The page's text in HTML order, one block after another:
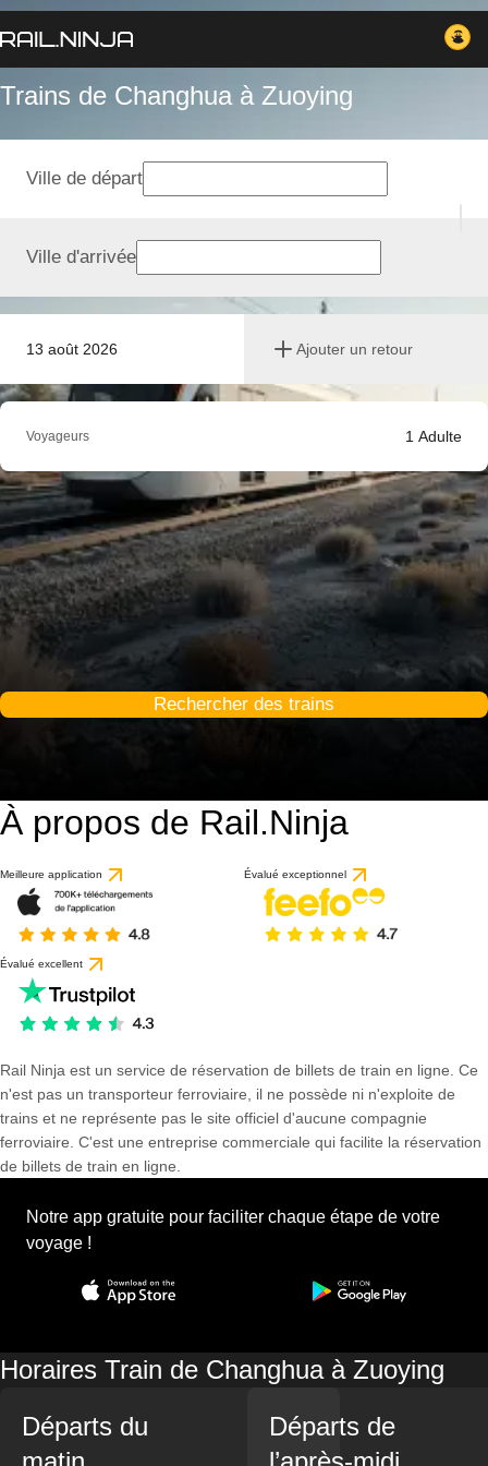
Trains de Changhua à Zuoying
13 août 2026 Ajouter un retour
Ville de départ
Ville d'arrivée
Voyageurs 1 Adulte
Rechercher des trains
À propos de Rail.Ninja
Meilleure application Évalué exceptionnel
Évalué excellent
Rail Ninja est un service de réservation de billets de train en ligne. Ce
n'est pas un transporteur ferroviaire, il ne possède ni n'exploite de
trains et ne représente pas le site officiel d'aucune compagnie
ferroviaire. C'est une entreprise commerciale qui facilite la réservation
de billets de train en ligne.
Notre app gratuite pour faciliter chaque étape de votre
voyage !
Horaires Train de Changhua à Zuoying
Départs du
Départs de